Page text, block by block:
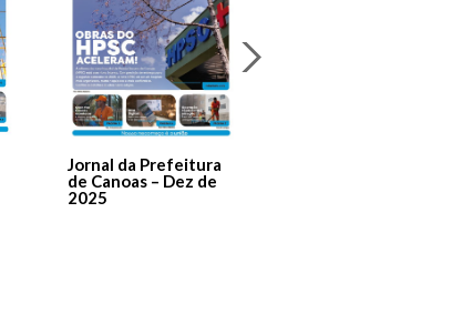
Jornal da Prefeitura
de Canoas – Dez de
2025